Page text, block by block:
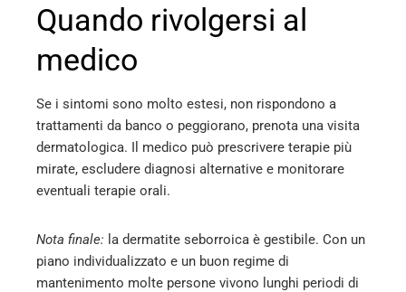
Quando rivolgersi al
medico
Se i sintomi sono molto estesi, non rispondono a
trattamenti da banco o peggiorano, prenota una visita
dermatologica. Il medico può prescrivere terapie più
mirate, escludere diagnosi alternative e monitorare
eventuali terapie orali.
Nota finale: la dermatite seborroica è gestibile. Con un
piano individualizzato e un buon regime di
mantenimento molte persone vivono lunghi periodi di